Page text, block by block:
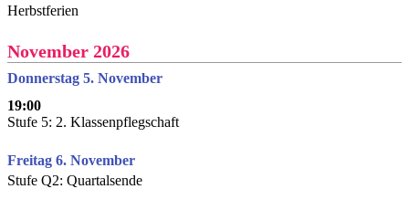
Herbstferien
November 2026
Donnerstag 5. November
19:00
Stufe 5: 2. Klassenpflegschaft
Freitag 6. November
Stufe Q2: Quartalsende